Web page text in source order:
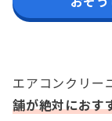
エアコンクリー
舗が絶対におす